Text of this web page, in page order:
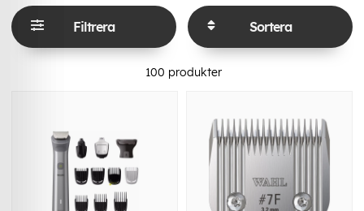
Filtrera Sortera
100 produkter